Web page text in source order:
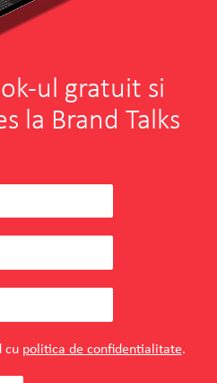
ul gratuit si
la Brand Talks
cu politica de confidentialitate.